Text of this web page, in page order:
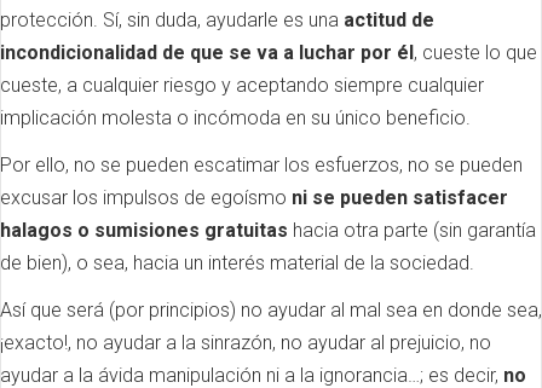
protección. Sí, sin duda, ayudarle es una actitud de
incondicionalidad de que se va a luchar por él, cueste lo que
cueste, a cualquier riesgo y aceptando siempre cualquier
implicación molesta o incómoda en su único beneficio.
Por ello, no se pueden escatimar los esfuerzos, no se pueden
excusar los impulsos de egoísmo ni se pueden satisfacer
halagos o sumisiones gratuitas hacia otra parte (sin garantía
de bien), o sea, hacia un interés material de la sociedad.
Así que será (por principios) no ayudar al mal sea en donde sea,
¡exacto!, no ayudar a la sinrazón, no ayudar al prejuicio, no
ayudar a la ávida manipulación ni a la ignorancia…; es decir, no